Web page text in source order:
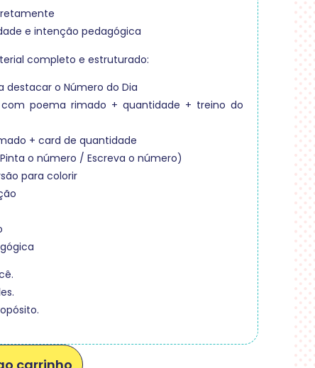
e intenção pedagógica
completo e estruturado:
destacar o Número do Dia
poema rimado + quantidade + treino do
+ card de quantidade
o número / Escreva o número)
para colorir